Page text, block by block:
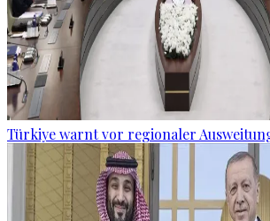
Türkiye warnt vor regionaler